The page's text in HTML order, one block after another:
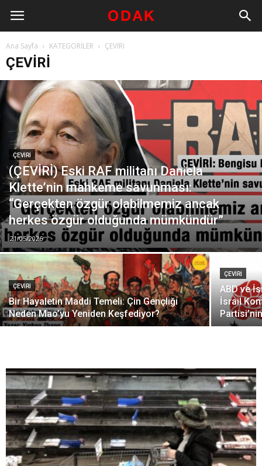
Ana Sayfa KATEGORİLER ÇEVİRİ
ÇEVİRİ
ÇEVİRİ
(ÇEVİRİ) Eski RAF militanı Daniela
Klette’nin mahkeme savunması:
“Gerçekten özgür olabilmemiz ancak
herkes özgür olduğunda mümkündür”
21/05/2026
ÇEVİRİ
Bir Hayaletin Maddi Temeli: Çin Gençliği
Neden Mao’yu Yeniden Keşfediyor?
ÇEVİRİ
ABD ve
İsrail